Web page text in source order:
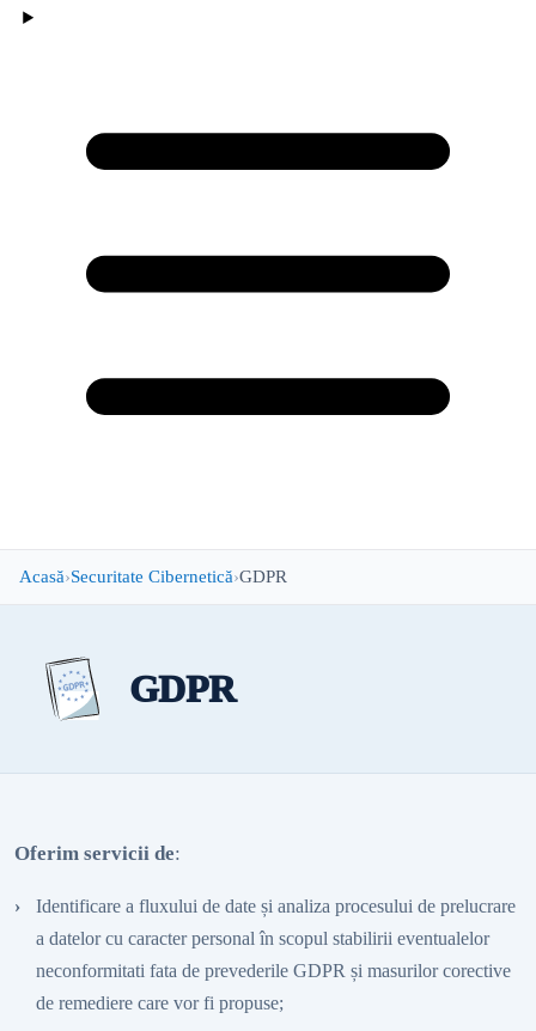
Acasă Securitate Cibernetică GDPR
GDPR
Oferim servicii de:
Identificare a fluxului de date și analiza procesului de prelucrare
a datelor cu caracter personal în scopul stabilirii eventualelor
neconformitati fata de prevederile GDPR și masurilor corective
de remediere care vor fi propuse;